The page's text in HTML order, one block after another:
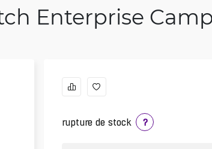
Enterprise
rupture de stock ?